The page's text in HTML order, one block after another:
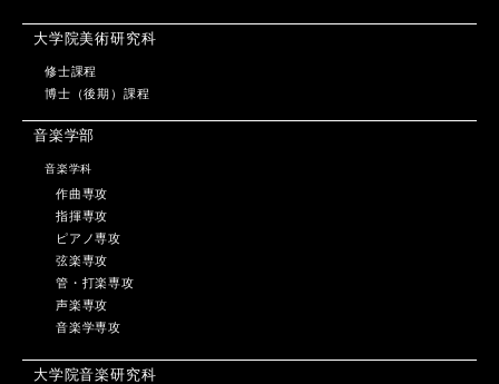
大学院美術研究科
修士課程
博士（後期）課程
音楽学部
音楽学科
作曲専攻
指揮専攻
ピアノ専攻
弦楽専攻
管・打楽専攻
声楽専攻
音楽学専攻
大学院音楽研究科